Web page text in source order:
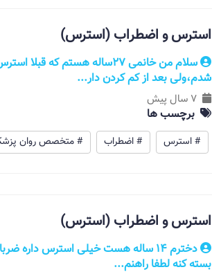
استرس و اضطراب (استرس)
سلام من خانمی ۲۷ساله هستم
شدم،ولی بعد از کم کردن دار...
7 سال پیش
برچسب ها
# استرس # اضطراب # متخصص روان
استرس و اضطراب (استرس)
دخترم ۱۴ ساله هست خیلی استرس داره
بسته کنه لطفا راهنم...